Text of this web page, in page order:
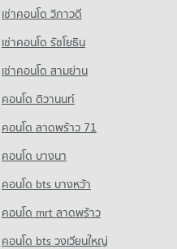
เช่าคอนโด วิภาวดี
เช่าคอนโด รัชโยธิน
เช่าคอนโด สามย่าน
คอนโด ติวานนท์
คอนโด ลาดพร้าว 71
คอนโด บางนา
คอนโด bts บางหว้า
คอนโด mrt ลาดพร้าว
คอนโด bts วงเวียนใหญ่